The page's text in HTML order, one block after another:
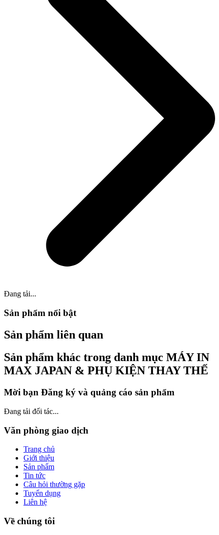
Đang tải...
Sản phẩm nổi bật
Sản phẩm liên quan
Sản phẩm khác trong danh mục MÁY IN
MAX JAPAN & PHỤ KIỆN THAY THẾ
Mời bạn Đăng ký và quảng cáo sản phẩm
Đang tải đối tác...
Văn phòng giao dịch
Trang chủ
Giới thiệu
Sản phẩm
Tin tức
Câu hỏi thường gặp
Tuyển dụng
Liên hệ
Về chúng tôi